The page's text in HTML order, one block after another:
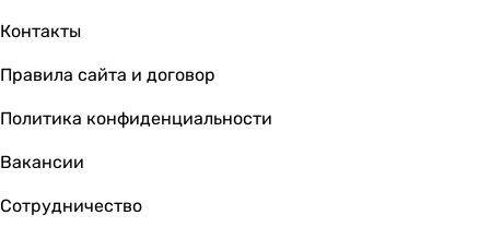
25 950
21 201грн
Контакты
Правила сайта и договор
Политика конфиденциальности
Вакансии
Сотрудничество